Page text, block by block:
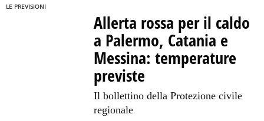
LE PREVISIONI
Allerta rossa per il caldo
a Palermo, Catania e
Messina: temperature
previste
Il bollettino della Protezione civile
regionale